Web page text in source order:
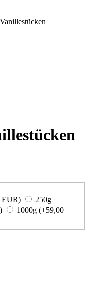
EUR)
250g
1000g (+59,00